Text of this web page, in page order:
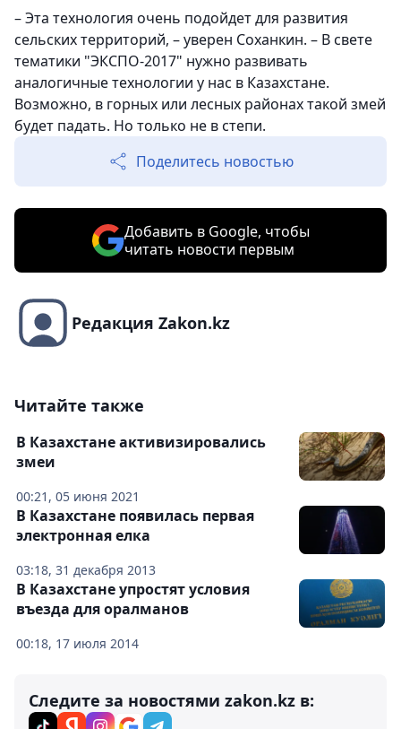
– Эта технология очень подойдет для развития
сельских территорий, – уверен Соханкин. – В свете
тематики "ЭКСПО-2017" нужно развивать
аналогичные технологии у нас в Казахстане.
Возможно, в горных или лесных районах такой змей
будет падать. Но только не в степи.
Поделитесь новостью
Добавить в Google, чтобы
читать новости первым
Редакция Zakon.kz
Читайте также
00:21, 05 июня 2021
В Казахстане активизировались
змеи
03:18, 31 декабря 2013
В Казахстане появилась первая
электронная елка
00:18, 17 июля 2014
В Казахстане упростят условия
въезда для оралманов
Следите за новостями zakon.kz в: